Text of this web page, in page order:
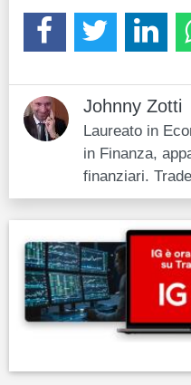
Johnny Zotti
Laureato in
in Finanza,
finanziari.